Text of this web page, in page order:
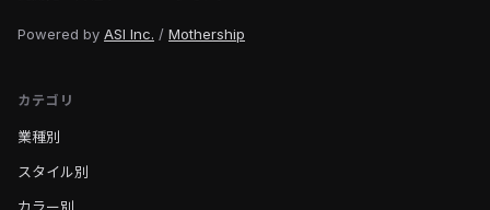
Powered by ASI Inc. / Mothership
カテゴリ
業種別
スタイル別